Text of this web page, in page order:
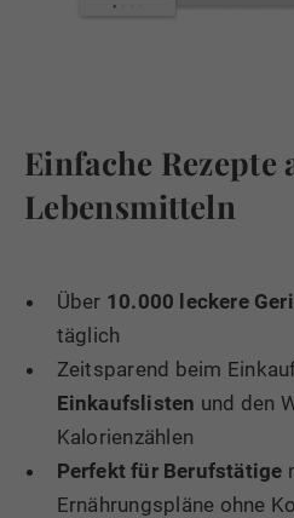
Einfache Rezepte
Lebensmitteln
Über 10.000 leckere
täglich
Zeitsparend beim
Einkaufslisten und den
Kalorienzählen
Perfekt für Berufstätige
Ernährungspläne ohne